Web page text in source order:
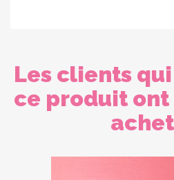
Les clients
ce produit